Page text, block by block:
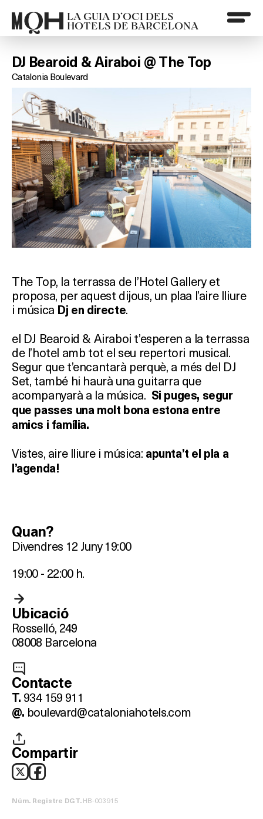
LA GUIA D’OCI DELS
HOTELS DE BARCELONA
DJ Bearoid & Airaboi @ The Top
Catalonia Boulevard
The Top, la terrassa de l’Hotel Gallery et
proposa, per aquest dijous, un plaa l’aire lliure
i música Dj en directe.
el DJ Bearoid & Airaboi t’esperen a la terrassa
de l’hotel amb tot el seu repertori musical.
Segur que t’encantarà perquè, a més del DJ
Set, també hi haurà una guitarra que
acompanyarà a la música. Si puges, segur
que passes una molt bona estona entre
amics i família.
Vistes, aire lliure i música: apunta’t el pla a
l’agenda!
Quan?
Divendres 12 Juny 19:00
19:00 - 22:00 h.
Ubicació
Rosselló, 249
08008 Barcelona
Contacte
T. 934 159 911
@. boulevard@cataloniahotels.com
Compartir
Núm. Registre DGT.HB-003915